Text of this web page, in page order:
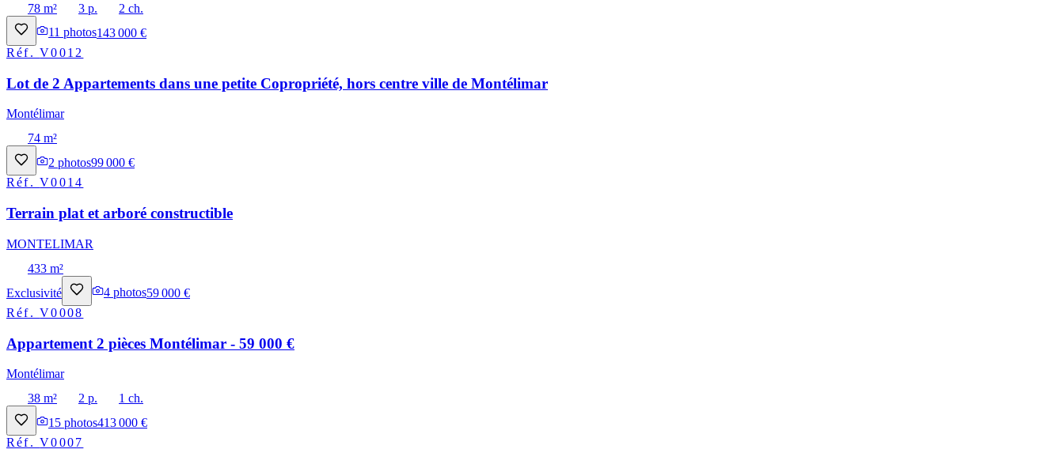
78 m²
3 p.
2 ch.
11 photos143 000 €
Réf.V0012
Lot de 2 Appartements dans une petite Copropriété, hors centre ville de Montélimar
Montélimar
74 m²
2 photos99 000 €
Réf.V0014
Terrain plat et arboré constructible
MONTELIMAR
433 m²
Exclusivité
4 photos59 000 €
Réf.V0008
Appartement 2 pièces Montélimar - 59 000 €
Montélimar
38 m²
2 p.
1 ch.
15 photos413 000 €
Réf.V0007